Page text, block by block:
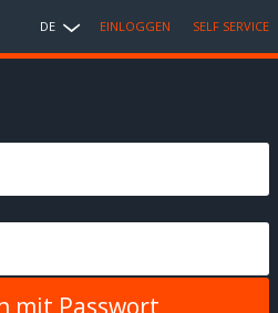
DE EINLOGGEN SELF SERVICE